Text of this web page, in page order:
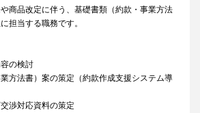
商品改定に伴う、基礎書類（約款・事業方法
担当する職務です。
の検討
方法書）案の策定（約款作成支援システム導
渉対応資料の策定